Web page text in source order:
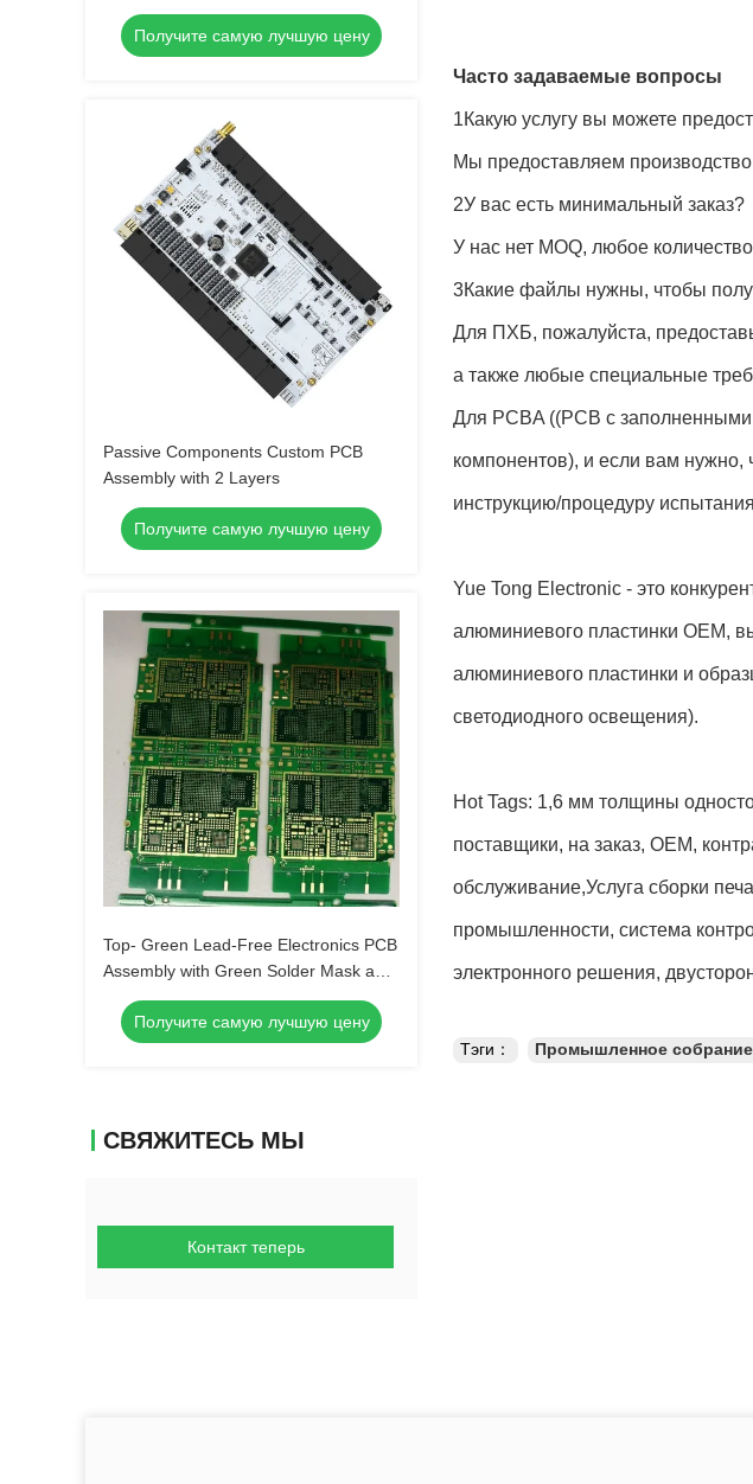
Extreme Temperature Range -40 C -85
Получите самую лучшую цену
Passive Components Custom PCB
Assembly with 2 Layers
Получите самую лучшую цену
Top- Green Lead-Free Electronics PCB
Assembly with Green Solder Mask and
Biggest Panel Size 610mm*508mm
Получите самую лучшую цену
СВЯЖИТЕСЬ МЫ
Контакт теперь
Часто задаваемые вопросы
1Какую услугу вы можете
Мы предоставляем
2У вас есть минимальный заказ?
У нас нет MOQ, любое
3Какие файлы нужны, чтобы
Для ПХБ, пожалуйста,
а также любые специальные
Для PCBA ((PCB с
компонентов), и если вам нужно,
инструкцию/процедуру
Yue Tong Electronic - это
алюминиевого пластинки OEM,
алюминиевого пластинки и
светодиодного освещения).
Hot Tags: 1,6 мм толщины
поставщики, на заказ, OEM,
обслуживание,Услуга сборки
промышленности, система
электронного решения,
Тэги： Промышленное собрание